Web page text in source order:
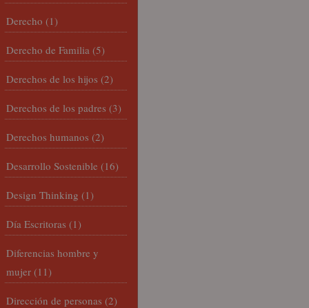
Derecho (1)
Derecho de Familia (5)
Derechos de los hijos (2)
Derechos de los padres (3)
Derechos humanos (2)
Desarrollo Sostenible (16)
Design Thinking (1)
Día Escritoras (1)
Diferencias hombre y
mujer (11)
Dirección de personas (2)